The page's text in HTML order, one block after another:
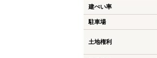
建ぺい率
駐車場
土地権利